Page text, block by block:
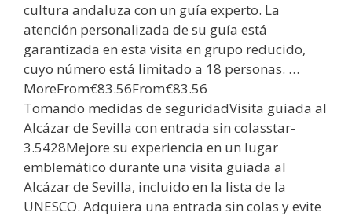
cultura andaluza con un guía experto. La
atención personalizada de su guía está
garantizada en esta visita en grupo reducido,
cuyo número está limitado a 18 personas. …
MoreFrom€83.56From€83.56
Tomando medidas de seguridadVisita guiada al
Alcázar de Sevilla con entrada sin colasstar-
3.5428Mejore su experiencia en un lugar
emblemático durante una visita guiada al
Alcázar de Sevilla, incluido en la lista de la
UNESCO. Adquiera una entrada sin colas y evite